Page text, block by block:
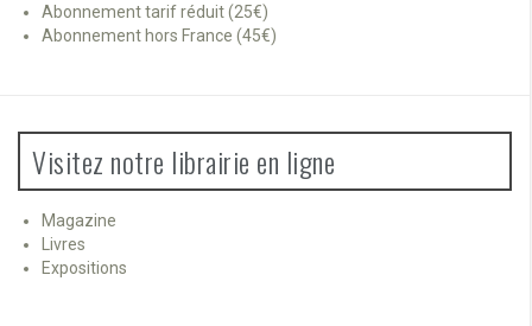
Abonnement tarif réduit (25€)
Abonnement hors France (45€)
Visitez notre librairie en ligne
Magazine
Livres
Expositions